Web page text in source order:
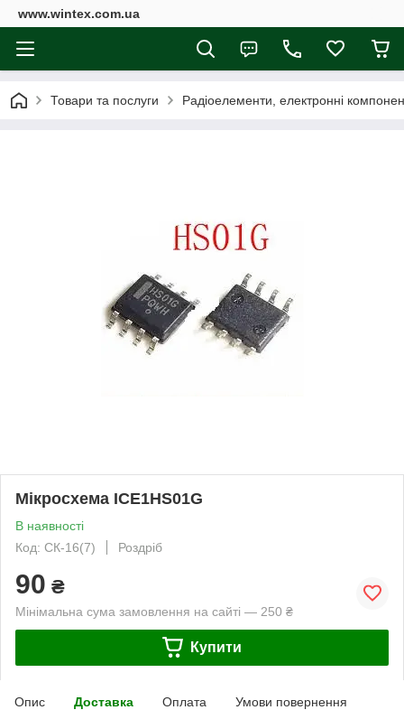
www.wintex.com.ua
Товари та послуги Радіоелементи, електронні
Мікросхема ICE1HS01G
В наявності
Код: СК-16(7)
Роздріб
90 ₴
Мінімальна сума замовлення на сайті — 250 ₴
Купити
Опис Доставка Оплата Умови повернення